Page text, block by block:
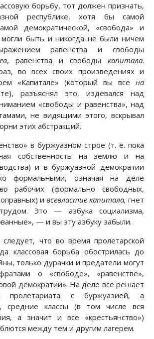
борьбу, тот должен признать,
республике, хотя бы самой
демократической, «свобода» и
могли быть и никогда не были ничем
равенства и свободы
, равенства и свободы капитала.
во всех своих произведениях и
«Капитале» (который вы все на
разъяснял это, издевался над
«свободы и равенства», над
не видящими этого, вскрывал
этих абстракций.
в буржуазном строе (т. е. пока
собственность на землю и на
и в буржуазной демократии
формальными, означая на деле
рабочих (формально свободных,
и всевластие капитала, гнет
Это — азбука социализма,
— и вы эту азбуку забыли.
что во время пролетарской
классовая борьба обострилась до
только дурачки и предатели могут
о «свободе», «равенстве»,
демократии». На деле все решает
пролетариата с буржуазией, а
средние классы (в том числе вся
а значит и все «крестьянство»)
между тем и другим лагерем.